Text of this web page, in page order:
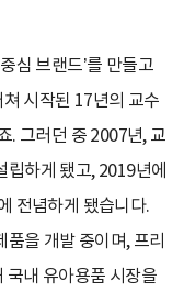
심 브랜드’를 만들고
시작된 17년의 교수
. 그러던 중 2007년, 교
하게 됐고, 2019년에
전념하게 됐습니다.
을 개발 중이며, 프리
국내 유아용품 시장을